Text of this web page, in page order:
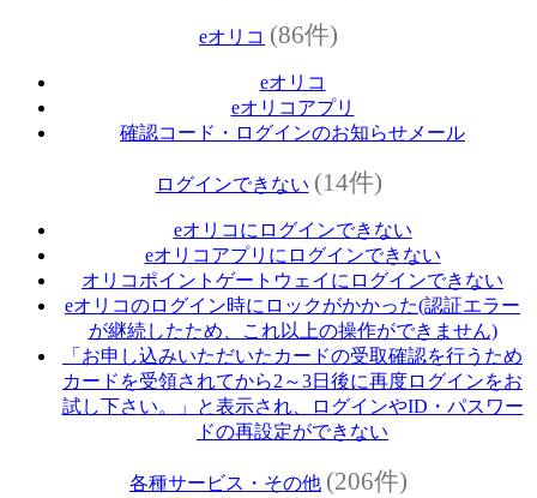
eオリコ (86件)
eオリコ
eオリコアプリ
確認コード・ログインのお知らせメール
ログインできない (14件)
eオリコにログインできない
eオリコアプリにログインできない
オリコポイントゲートウェイにログインできない
eオリコのログイン時にロックがかかった(認証エラー
が継続したため、これ以上の操作ができません)
「お申し込みいただいたカードの受取確認を行うため
カードを受領されてから2～3日後に再度ログインをお
試し下さい。」と表示され、ログインやID・パスワー
ドの再設定ができない
各種サービス・その他 (206件)